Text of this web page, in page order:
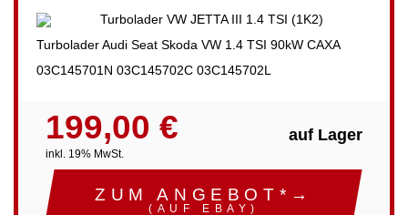
Turbolader Audi Seat Skoda VW 1.4 TSI 90kW CAXA
03C145701N 03C145702C 03C145702L
199,00 €
inkl. 19% MwSt.
auf Lager
ZUM ANGEBOT*→
(AUF EBAY)